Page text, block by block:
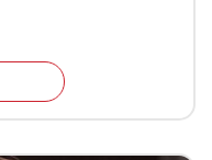
SPECTACLE SANDRINE